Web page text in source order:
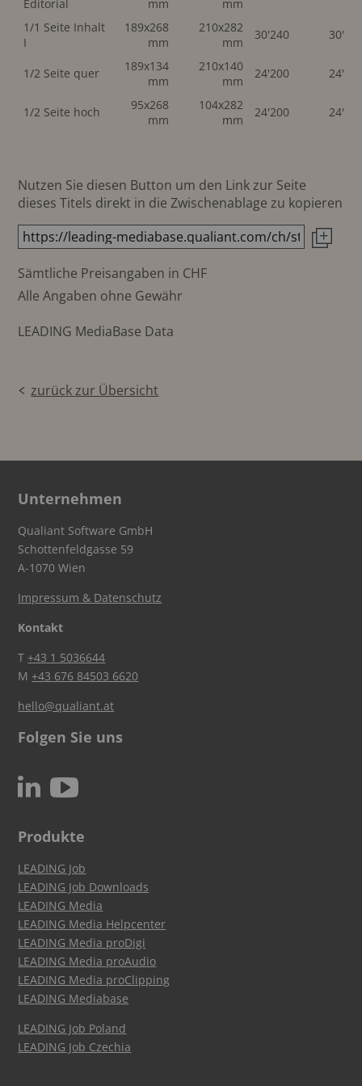
Editorial
mm
mm
1/1 Seite Inhalt
I
189x268
mm
210x282
mm
30'240
1/2 Seite quer
189x134
mm
210x140
mm
24'200
1/2 Seite hoch
95x268
mm
104x282
mm
24'200
Nutzen Sie diesen Button um den Link zur Seite
dieses Titels direkt in die Zwischenablage zu kopieren
Sämtliche Preisangaben in CHF
Alle Angaben ohne Gewähr
LEADING MediaBase Data
zurück zur Übersicht
Unternehmen
Qualiant Software GmbH
Schottenfeldgasse 59
A-1070 Wien
Impressum & Datenschutz
Kontakt
T+43 1 5036644
M+43 676 84503 6620
hello@qualiant.at
Folgen Sie uns
N c
Produkte
LEADING Job
LEADING Job Downloads
LEADING Media
LEADING Media Helpcenter
LEADING Media proDigi
LEADING Media proAudio
LEADING Media proClipping
LEADING Mediabase
LEADING Job Poland
LEADING Job Czechia